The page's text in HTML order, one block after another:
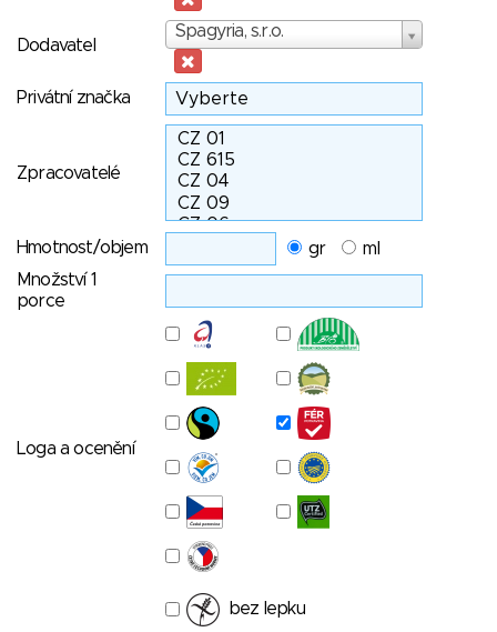
Dodavatel
Spagyria, s.r.o.
Dodavatel
Privátní značka
Zpracovatelé
Hmotnost/objem gr
ml
Množství 1
porce
Loga a ocenění
bez lepku